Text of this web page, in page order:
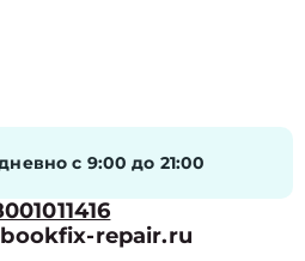
с 9:00 до 21:00
repair.ru